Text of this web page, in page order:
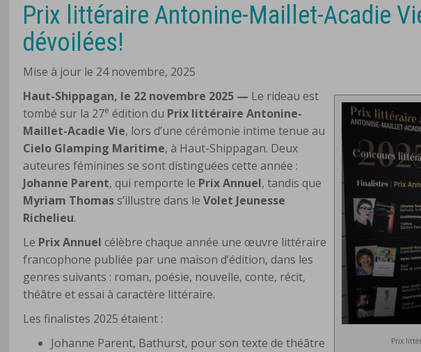
Prix littéraire Antonine-Maillet-Acadie
dévoilées!
Mise à jour le 24 novembre, 2025
Prix
Haut-Shippagan, le 22 novembre 2025 — Le rideau est
tombé sur la 27e édition du Prix littéraire Antonine-
Maillet-Acadie Vie, lors d’une cérémonie intime tenue au
Cielo Glamping Maritime, à Haut-Shippagan. Deux
auteures féminines se sont distinguées cette année :
Johanne Parent, qui remporte le Prix Annuel, tandis que
Myriam Thomas s’illustre dans leVolet Jeunesse
Richelieu.
Le Prix Annuel célèbre chaque année une œuvre littéraire
francophone publiée par une maison d’édition, dans les
genres suivants : roman, poésie, nouvelle, conte, récit,
théâtre et essai à caractère littéraire.
Les finalistes 2025 étaient :
Johanne Parent, Bathurst, pour son texte de théâtre